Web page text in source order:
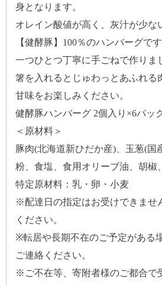
身となります。
オレイン酸値が高く、灰汁が少な
【健酵豚】100％のハンバーグです
一つひとつ丁寧に手ごねで作りま
箸を入れるとじゅわっとあふれる
甘味をお楽しみください。
健酵豚ハンバーグ 2個入り×6パッ
＜原材料＞
豚肉(北海道新ひだか産)、玉葱(国
粉、食塩、食用オリーブ油、胡椒
特定原材料：乳・卵・小麦
※配達日の指定はお受けできませ
ください。
※転居や長期不在のご予定がある
ご連絡ください。
※ご不在等、寄附者様のご都合で